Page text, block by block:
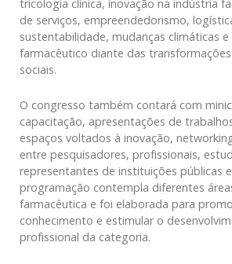
tricologia clínica, inovação na indústria
de serviços, empreendedorismo,
sustentabilidade, mudanças climáticas
farmacêutico diante das
sociais.
O congresso também contará com
capacitação, apresentações de
espaços voltados à inovação,
entre pesquisadores, profissionais,
representantes de instituições públicas
programação contempla diferentes
farmacêutica e foi elaborada para
conhecimento e estimular o
profissional da categoria.